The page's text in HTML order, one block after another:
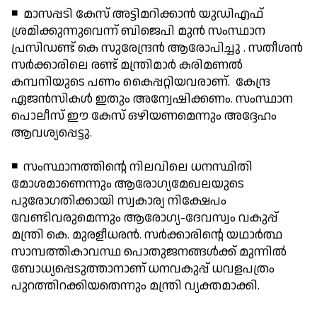
◾ മാസപ്പടി കേസ് അട്ടിമറിക്കാന്‍ യുഡിഎഫ്
ശ്രമിക്കുന്നുവെന്ന് ബിജെപി മുന്‍ സംസ്ഥാന
പ്രസിഡണ്ട് കെ സുരേന്ദ്രന്‍ ആരോപിച്ചു . സതീശന്‍
സര്‍ക്കാരിലെ രണ്ട് മന്ത്രിമാര്‍ കരിമണല്‍
കമ്പനിയുടെ പണം കൈപ്പറ്റിയവരാണ്. കേന്ദ്ര
ഏജന്‍സികള്‍ ഇതും അന്വേഷിക്കണം. സംസ്ഥാന
പൊലീസ് ഈ കേസ് ഒഴിയണമെന്നും അദ്ദേഹം
ആവശ്യപ്പെട്ടു.
◾ സംസ്ഥാനത്തിന്റെ നിലവിലെ ധനസ്ഥിതി
മോശമാണെന്നും ആരോഗ്യമേഖലയുടെ
പുരോഗതിക്കായി സ്വകാര്യ നിക്ഷേപം
വേണ്ടിവരുമെന്നും ആരോഗ്യ-ദേവസ്വം വകുപ്പ്
മന്ത്രി കെ. മുരളീധരന്‍. സര്‍ക്കാരിന്റെ യഥാര്‍ത്ഥ
സാമ്പത്തികാവസ്ഥ പൊതുജനങ്ങള്‍ക്ക് മുന്നില്‍
ബോധ്യപ്പെടുത്താനാണ് ധനവകുപ്പ് ധവളപത്രം
പുറത്തിറക്കിയതെന്നും മന്ത്രി വ്യക്തമാക്കി.